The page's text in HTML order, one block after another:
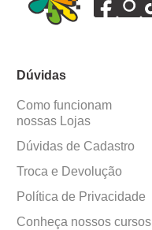
Dúvidas
Como funcionam
nossas Lojas
Dúvidas de Cadastro
Troca e Devolução
Política de Privacidade
Conheça nossos cursos